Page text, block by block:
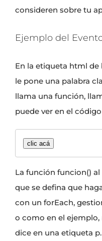
consideren sobre tu
Ejemplo del
En la etiqueta html
le pone una palabra
llama una función,
puede ver en el
clic acá
La función funcion()
que se defina que
con un forEach,
o como en el
dice en una etiqueta p.